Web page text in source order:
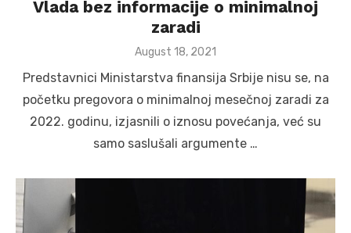
Vlada bez informacije o minimalnoj
zaradi
Posted
August 18, 2021
Predstavnici Ministarstva finansija Srbije nisu se, na
početku pregovora o minimalnoj mesečnoj zaradi za
2022. godinu, izjasnili o iznosu povećanja, već su
samo saslušali argumente …